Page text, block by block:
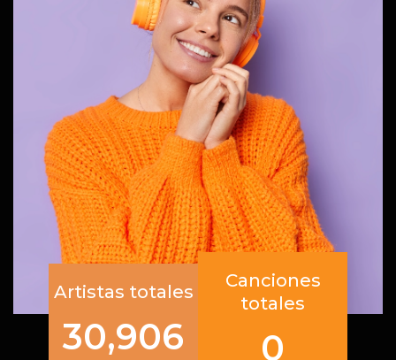
Artistas totales
30,906
Canciones
totales
0